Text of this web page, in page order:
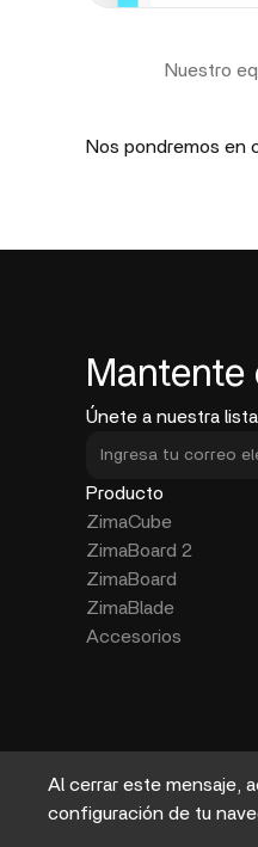
Nuestro
Nos pondremos en
Al cerrar este mensaje,
configuración de tu
Únete a nuestra
Producto
ZimaCube
ZimaBoard 2
ZimaBoard
ZimaBlade
Accesorios